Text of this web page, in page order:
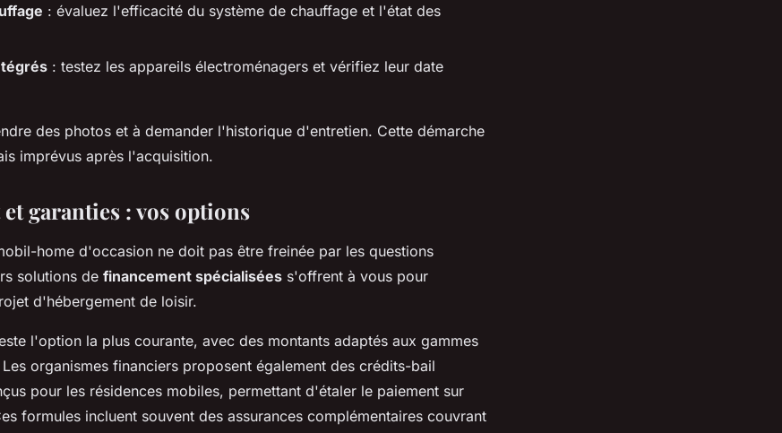
: évaluez l'efficacité du système de chauffage et l'état des
: testez les appareils électroménagers et vérifiez leur date
des photos et à demander l'historique d'entretien. Cette démarche
imprévus après l'acquisition.
garanties : vos options
home d'occasion ne doit pas être freinée par les questions
solutions de financement spécialisées s'offrent à vous pour
d'hébergement de loisir.
l'option la plus courante, avec des montants adaptés aux gammes
organismes financiers proposent également des crédits-bail
pour les résidences mobiles, permettant d'étaler le paiement sur
formules incluent souvent des assurances complémentaires couvrant